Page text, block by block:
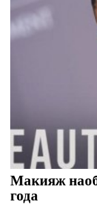
Макияж
года